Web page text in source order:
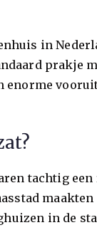
in
prakje
tachtig
maakten
in de